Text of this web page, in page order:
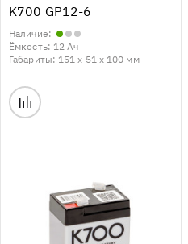
K700 GP12-6
Наличие:
Ёмкость: 12 Ач
Габариты: 151 x 51 x 100 мм